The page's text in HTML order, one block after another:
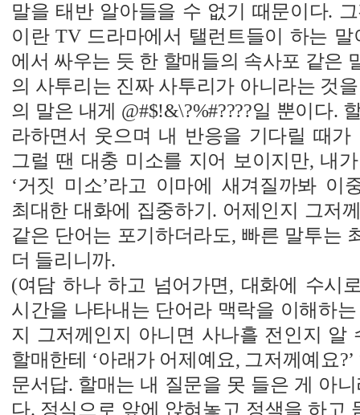
말을 태반 알아들을 수 없기 때문이다.
이란 TV 드라마에서 탤런트들이 하는
에서 싸우는 듯 한 할매들의 속사포 같은
의 사투리는 진짜 사투리가 아니라는 것
의 말은 내게 @#$!&\?%#????일 뿐이다.
라하면서 웃으며 내 반응을 기다릴 때가
그럴 땐 대충 미소를 지어 보이지만, 내
‘거짓 미소’라고 이마에 새겨질까봐 이
최대한 대화에 집중하기. 어제인지 그저
같은 단어는 포기하더라도, 빠른 말투는
더 들리니까.
(여담 하나 하고 넘어가면, 대화에 수시
시간을 나타내는 단어라 맥락을 이해하
지 그저께인지 아니면 사나흘 전인지 알
할매한테 ‘아래가 어제예요, 그저께예요
문서답. 할매는 내 질문을 못 들은 게 아
다. 정식으로 앞에 앉혀놓고 정색을 하고